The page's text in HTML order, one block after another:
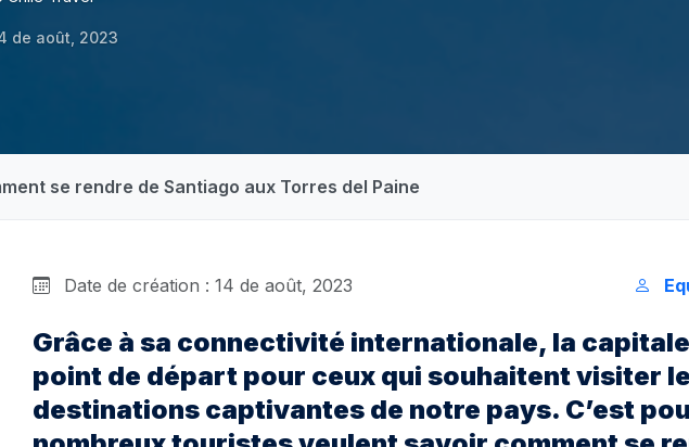
de août, 2023
se rendre de Santiago aux Torres del Paine
Date de création : 14 de août, 2023
Grâce à sa connectivité internationale, la
point de départ pour ceux qui souhaitent visiter
destinations captivantes de notre pays. C’est